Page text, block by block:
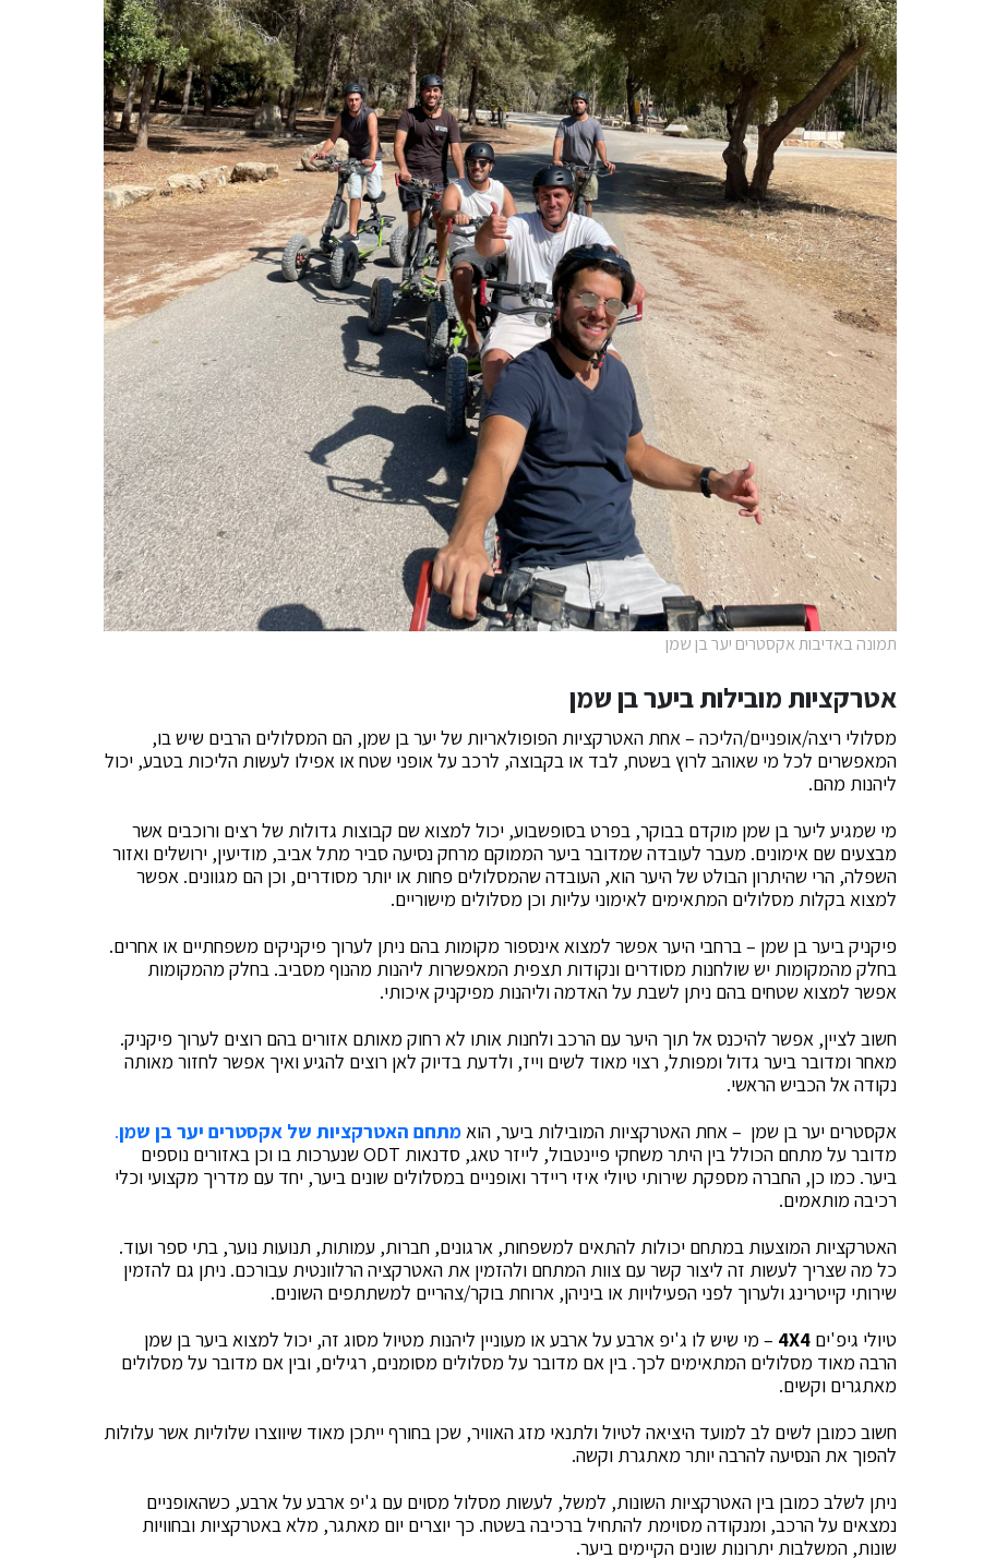
תמונה באדיבות אקסטרים יער בן שמן
אטרקציות מובילות ביער בן שמן
מסלולי ריצה/אופניים/הליכה – אחת האטרקציות הפופולאריות של יער בן שמן, הם המסלולים הרבים שיש בו,
המאפשרים לכל מי שאוהב לרוץ בשטח, לבד או בקבוצה, לרכב על אופני שטח או אפילו לעשות הליכות בטבע, יכול
ליהנות מהם.
מי שמגיע ליער בן שמן מוקדם בבוקר, בפרט בסופשבוע, יכול למצוא שם קבוצות גדולות של רצים ורוכבים אשר
מבצעים שם אימונים. מעבר לעובדה שמדובר ביער הממוקם מרחק נסיעה סביר מתל אביב, מודיעין, ירושלים ואזור
השפלה, הרי שהיתרון הבולט של היער הוא, העובדה שהמסלולים פחות או יותר מסודרים, וכן הם מגוונים. אפשר
למצוא בקלות מסלולים המתאימים לאימוני עליות וכן מסלולים מישוריים.
פיקניק ביער בן שמן – ברחבי היער אפשר למצוא אינספור מקומות בהם ניתן לערוך פיקניקים משפחתיים או אחרים.
בחלק מהמקומות יש שולחנות מסודרים ונקודות תצפית המאפשרות ליהנות מהנוף מסביב. בחלק מהמקומות
אפשר למצוא שטחים בהם ניתן לשבת על האדמה וליהנות מפיקניק איכותי.
חשוב לציין, אפשר להיכנס אל תוך היער עם הרכב ולחנות אותו לא רחוק מאותם אזורים בהם רוצים לערוך פיקניק.
מאחר ומדובר ביער גדול ומפותל, רצוי מאוד לשים וייז, ולדעת בדיוק לאן רוצים להגיע ואיך אפשר לחזור מאותה
נקודה אל הכביש הראשי.
אקסטרים יער בן שמן – אחת האטרקציות המובילות ביער, הואמתחם האטרקציות של אקסטרים יער בן שמן.
מדובר על מתחם הכולל בין היתר משחקי פיינטבול, לייזר טאג, סדנאות ODT שנערכות בו וכן באזורים נוספים
ביער. כמו כן, החברה מספקת שירותי טיולי איזי ריידר ואופניים במסלולים שונים ביער, יחד עם מדריך מקצועי וכלי
רכיבה מותאמים.
האטרקציות המוצעות במתחם יכולות להתאים למשפחות, ארגונים, חברות, עמותות, תנועות נוער, בתי ספר ועוד.
כל מה שצריך לעשות זה ליצור קשר עם צוות המתחם ולהזמין את האטרקציה הרלוונטית עבורכם. ניתן גם להזמין
שירותי קייטרינג ולערוך לפני הפעילויות או ביניהן, ארוחת בוקר/צהריים למשתתפים השונים.
טיולי גיפ'ים
4X4
– מי שיש לו ג'יפ ארבע על ארבע או מעוניין ליהנות מטיול מסוג זה, יכול למצוא ביער בן שמן
הרבה מאוד מסלולים המתאימים לכך. בין אם מדובר על מסלולים מסומנים, רגילים, ובין אם מדובר על מסלולים
מאתגרים וקשים.
חשוב כמובן לשים לב למועד היציאה לטיול ולתנאי מזג האוויר, שכן בחורף ייתכן מאוד שיווצרו שלוליות אשר עלולות
להפוך את הנסיעה להרבה יותר מאתגרת וקשה.
ניתן לשלב כמובן בין האטרקציות השונות, למשל, לעשות מסלול מסוים עם ג'יפ ארבע על ארבע, כשהאופניים
נמצאים על הרכב, ומנקודה מסוימת להתחיל ברכיבה בשטח. כך יוצרים יום מאתגר, מלא באטרקציות ובחוויות
שונות, המשלבות יתרונות שונים הקיימים ביער.